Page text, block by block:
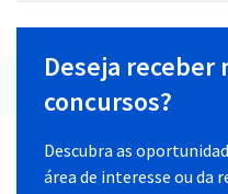
Deseja receber
concursos?
Descubra as
área de interesse ou da